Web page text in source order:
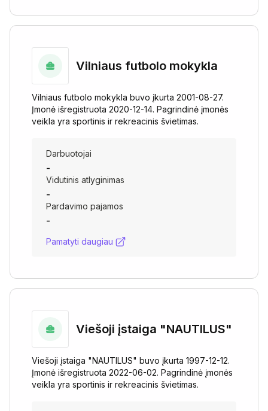
Vilniaus futbolo mokykla
Vilniaus futbolo mokykla buvo įkurta 2001-08-27.
Įmonė išregistruota 2020-12-14. Pagrindinė įmonės
veikla yra sportinis ir rekreacinis švietimas.
Darbuotojai
-
Vidutinis atlyginimas
-
Pardavimo pajamos
-
Pamatyti daugiau
Viešoji įstaiga "NAUTILUS"
Viešoji įstaiga "NAUTILUS" buvo įkurta 1997-12-12.
Įmonė išregistruota 2022-06-02. Pagrindinė įmonės
veikla yra sportinis ir rekreacinis švietimas.